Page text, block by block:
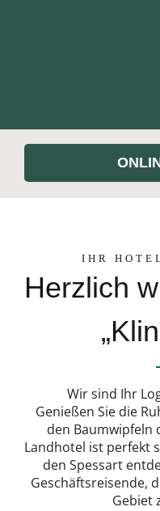
IHR
Herzlich
Wir sind Ihr
Genießen Sie die
den Baumwipfeln
Landhotel ist perfekt
den Spessart
Geschäftsreisende,
Gebiet